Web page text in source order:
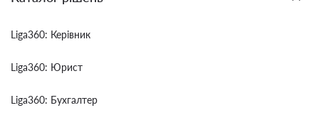
Liga360: Керівник
Liga360: Юрист
Liga360: Бухгалтер